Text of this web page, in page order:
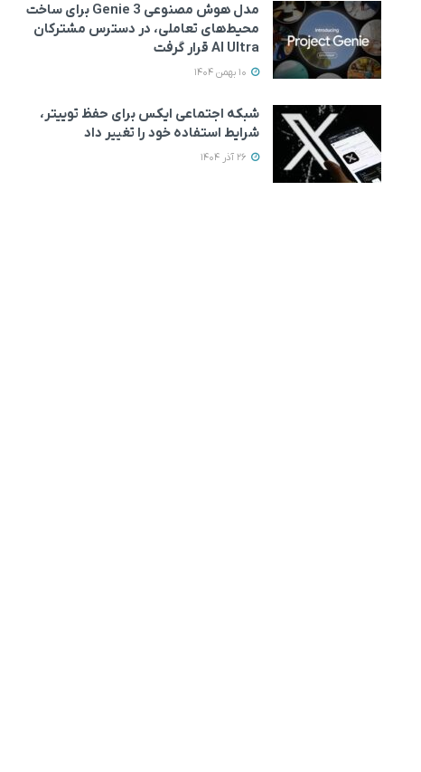
مدل هوش مصنوعی Genie 3 برای ساخت
محیط‌های تعاملی، در دسترس مشترکان
AI Ultra قرار گرفت
شبکه اجتماعی ایکس برای حفظ توییتر،
شرایط استفاده خود را تغییر داد